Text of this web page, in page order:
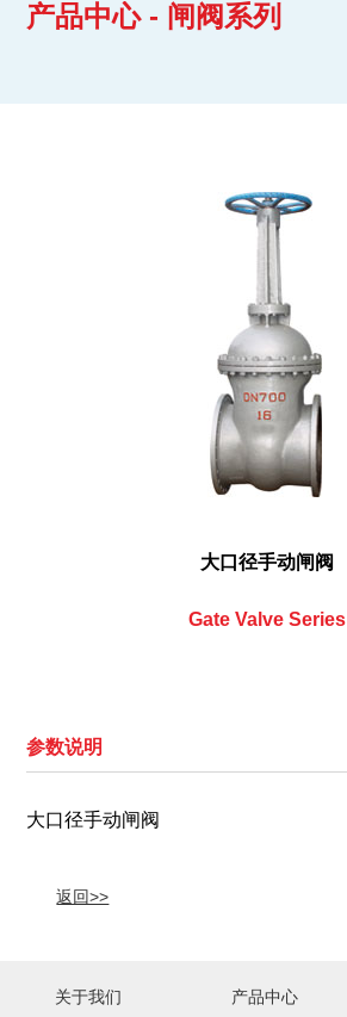
产品中心 - 闸阀系列
大口径手动闸阀
Gate Valve Series
参数说明
大口径手动闸阀
返回>>
关于我们 产品中心